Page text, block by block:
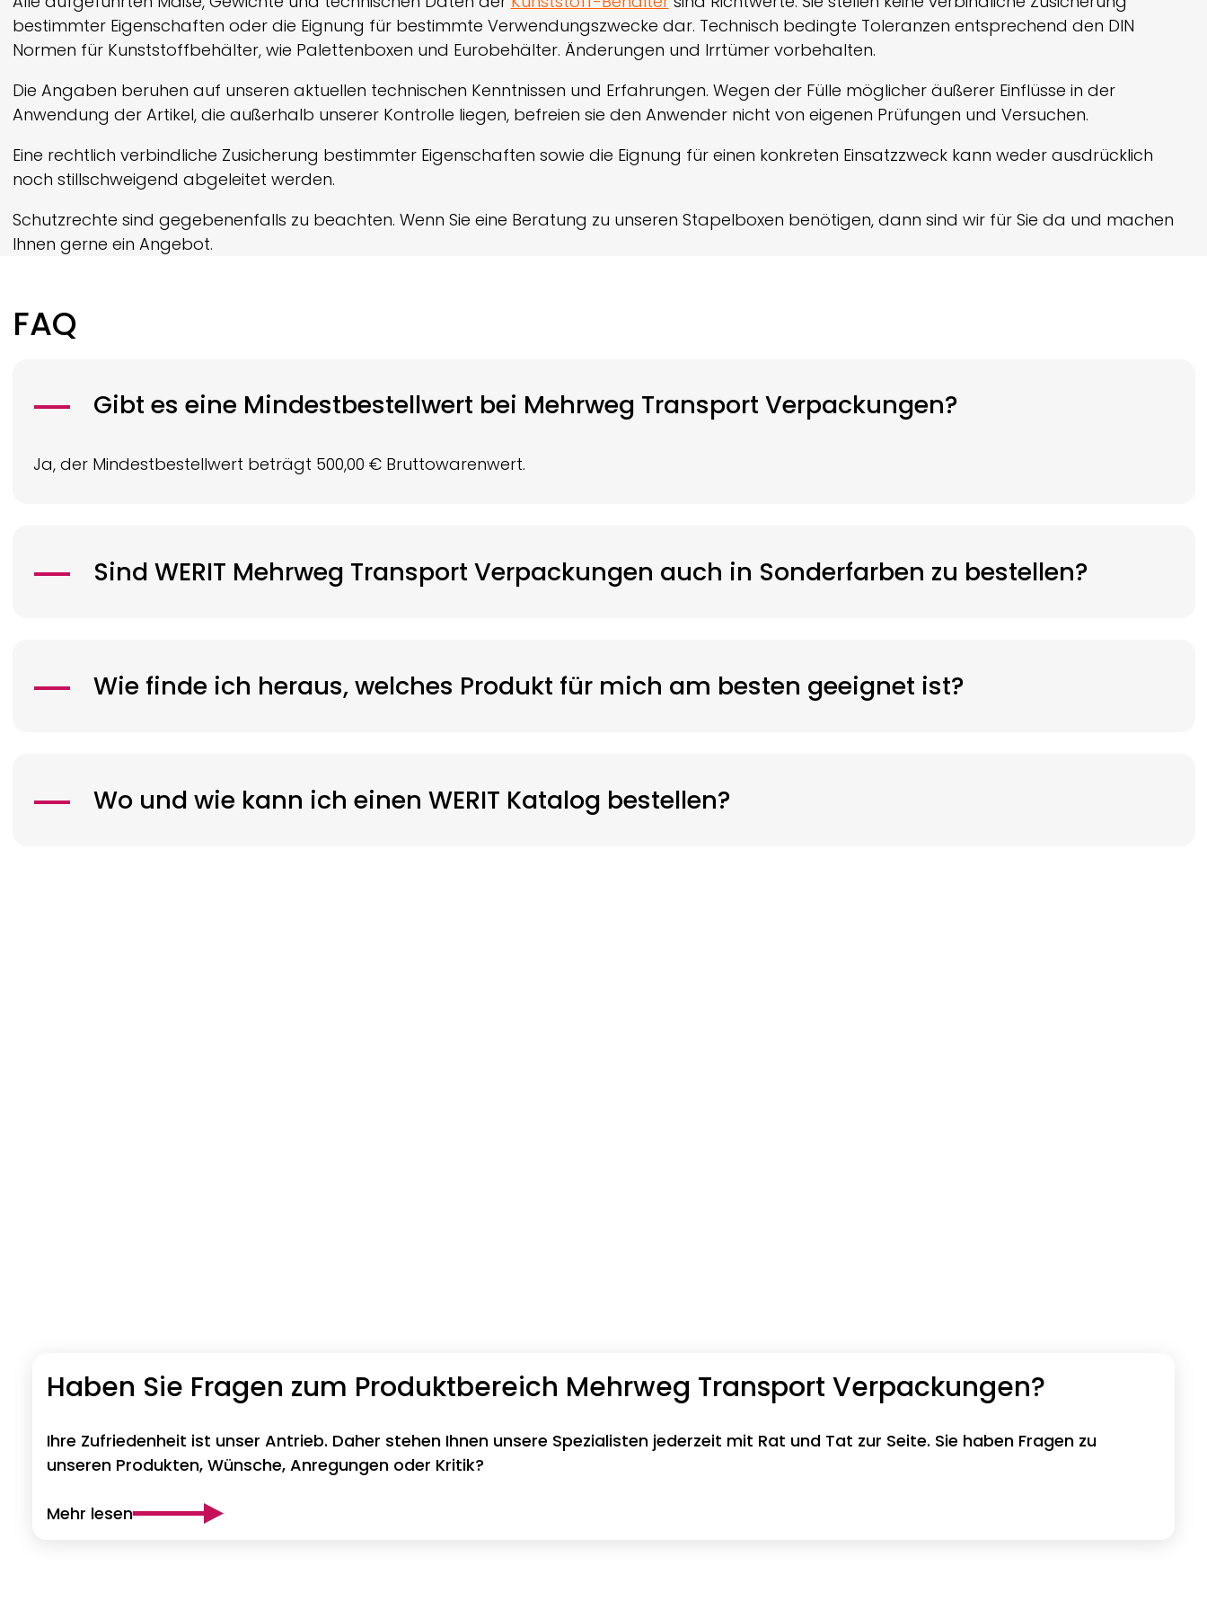
bestimmter Eigenschaften oder die Eignung für bestimmte Verwendungszwecke dar. Technisch bedingte Toleranzen entsprechend den DIN
Normen für Kunststoffbehälter, wie Palettenboxen und Eurobehälter. Änderungen und Irrtümer vorbehalten.
Die Angaben beruhen auf unseren aktuellen technischen Kenntnissen und Erfahrungen. Wegen der Fülle möglicher äußerer Einflüsse in der
Anwendung der Artikel, die außerhalb unserer Kontrolle liegen, befreien sie den Anwender nicht von eigenen Prüfungen und Versuchen.
Eine rechtlich verbindliche Zusicherung bestimmter Eigenschaften sowie die Eignung für einen konkreten Einsatzzweck kann weder ausdrücklich
noch still­schweigend abgeleitet werden.
Schutzrechte sind gegebenenfalls zu beachten. Wenn Sie eine Beratung zu unseren Stapelboxen benötigen, dann sind wir für Sie da und machen
Ihnen gerne ein Angebot.
FAQ
Gibt es eine Mindestbestellwert bei Mehrweg Transport Verpackungen?
Ja, der Mindestbestellwert beträgt 500,00 € Bruttowarenwert.
Sind WERIT Mehrweg Transport Verpackungen auch in Sonderfarben zu bestellen?
Wie finde ich heraus, welches Produkt für mich am besten geeignet ist?
Wo und wie kann ich einen WERIT Katalog bestellen?
Haben Sie Fragen zum Produktbereich Mehrweg Transport Verpackungen?
Ihre Zufriedenheit ist unser Antrieb. Daher stehen Ihnen unsere Spezialisten jederzeit mit Rat und Tat zur Seite. Sie haben Fragen zu
unseren Produkten, Wünsche, Anregungen oder Kritik?
Mehr lesen